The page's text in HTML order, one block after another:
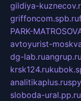
gildiya-
griffoncom.spb.ru
PARK-
avtoyurist-
dg-lab.ruangrup.ru
krsk124.ru
analitikaplus.ru
sloboda-ural.pp.ru